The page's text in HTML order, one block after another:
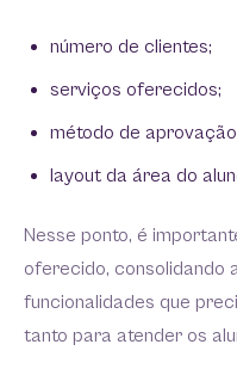
número de clientes;
serviços oferecidos;
método de
layout da área do
Nesse ponto, é
oferecido, consolidando
funcionalidades que
tanto para atender os